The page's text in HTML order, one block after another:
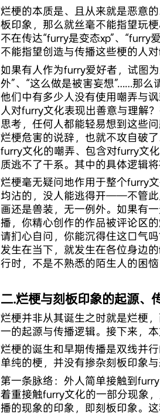
烂梗的本质是、且从来就是恶意
板印象，那么就丝毫不能指望玩
不在传达“furry是变态xp”、“furry
不能指望创造与传播这些梗的人对
如果有人作为furry爱好者，试图
外”、“这么做是被害妄想”……那么
他们中有多少人没有使用嘲弄与
人对furry文化表现出善意与理解
思考，任何人都能轻易想到这些
烂梗危害的说辞，也就不攻自破
furry文化的嘲弄、包含对furry文
质逃不了干系。其中的具体逻辑
烂梗毫无疑问地作用于整个furry
均沾的，没人能逃得开——不管此
画还是兽装，无一例外。如果有
播，你精心创作的作品被评论区
请扪心自问，你能沉得住这口气
发生在当下，就发生在各位身边
行时，不是不熟悉的陌生人的困
二.烂梗与刻板印象的起源、
烂梗并非从其诞生之时就是烂梗
一的起源与传播逻辑。接下来，
烂梗的诞生和早期传播是双线并
单纯的梗，并没有掺杂刻板印象与
第一条脉络：外人简单接触到
着重接触furry文化的一部分现象
播的现象的印象，即刻板印象。